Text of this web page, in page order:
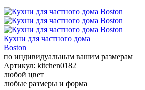
Кухни для частного дома
Boston
по индивидуальным вашим размерам
Артикул: kitchen0182
любой цвет
любые размеры и форма